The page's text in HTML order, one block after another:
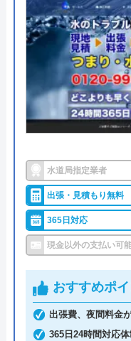
運営会社 株
代表者 高
〒
東
対応エリア 全
●出張見積もり 出
●支払い方法
現
ド
●累計実績 累
●保証・保険
1
PL
水道修理ルー
株式会社クリーン
ービス「水道修理
認定を受けている
関東・中部・近畿
展開しており、各
います。
水道局指定業者
出張・見積もり無料
365日対応
現金以外の支払い可
おすすめポイ
出張費、夜間料金
365日24時間対応